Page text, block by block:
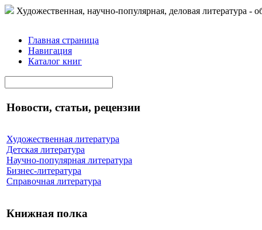
Художественная, научно-популярная, деловая литература -
Главная страница
Навигация
Каталог книг
Новости, статьи, рецензии
Художественная литература
Детская литература
Научно-популярная литература
Бизнес-литература
Справочная литература
Книжная полка